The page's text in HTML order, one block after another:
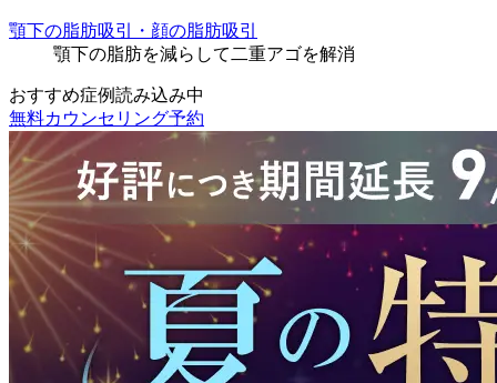
顎下の脂肪吸引・顔の脂肪吸引
顎下の脂肪を減らして二重アゴを解消
おすすめ症例読み込み中
無料カウンセリング予約